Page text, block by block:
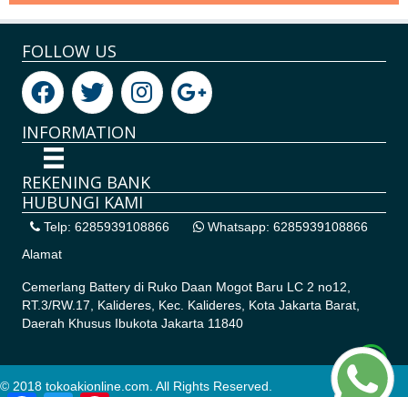
FOLLOW US
INFORMATION
REKENING BANK
HUBUNGI KAMI
Telp: 6285939108866
Whatsapp: 6285939108866
Alamat
Cemerlang Battery di Ruko Daan Mogot Baru LC 2 no12,
RT.3/RW.17, Kalideres, Kec. Kalideres, Kota Jakarta Barat,
Daerah Khusus Ibukota Jakarta 11840
© 2018 tokoakionline.com. All Rights Reserved.